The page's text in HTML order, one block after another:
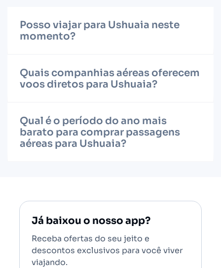
Posso viajar para Ushuaia neste
momento?
Quais companhias aéreas oferecem
voos diretos para Ushuaia?
Qual é o período do ano mais
barato para comprar passagens
aéreas para Ushuaia?
Já baixou o nosso app?
Receba ofertas do seu jeito e
descontos exclusivos para você viver
viajando.